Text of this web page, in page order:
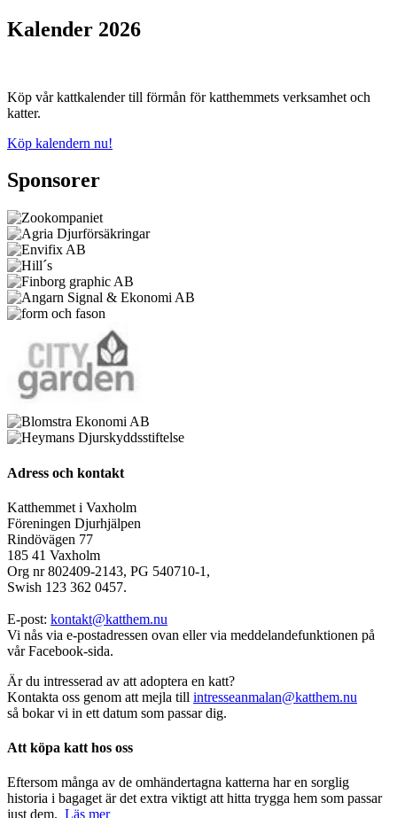
Kalender 2026
Köp vår kattkalender till förmån för katthemmets verksamhet och
katter.
Köp kalendern nu!
Sponsorer
Adress och kontakt
Katthemmet i Vaxholm
Föreningen Djurhjälpen
Rindövägen 77
185 41 Vaxholm
Org nr 802409-2143, PG 540710-1,
Swish 123 362 0457.
E-post: kontakt@katthem.nu
Vi nås via e-postadressen ovan eller via meddelandefunktionen på
vår Facebook-sida.
Är du intresserad av att adoptera en katt?
Kontakta oss genom att mejla till intresseanmalan@katthem.nu
så bokar vi in ett datum som passar dig.
Att köpa katt hos oss
Eftersom många av de omhändertagna katterna har en sorglig
historia i bagaget är det extra viktigt att hitta trygga hem som passar
just dem. Läs mer